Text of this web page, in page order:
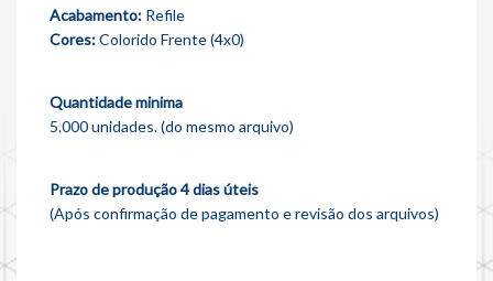
Acabamento: Refile
Cores:Colorido Frente (4x0)
Quantidade minima
5.000 unidades. (do mesmo arquivo)
Prazo de produção 4 dias úteis
(Após confirmação de pagamento e revisão dos arquivos)